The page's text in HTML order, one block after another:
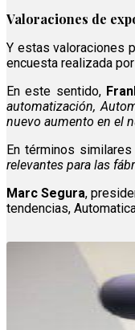
Valoraciones de
Y estas valoraciones
encuesta realizada
En este sentido,
automatización,
nuevo aumento en el
En términos
relevantes para las
Marc Segura,
tendencias,